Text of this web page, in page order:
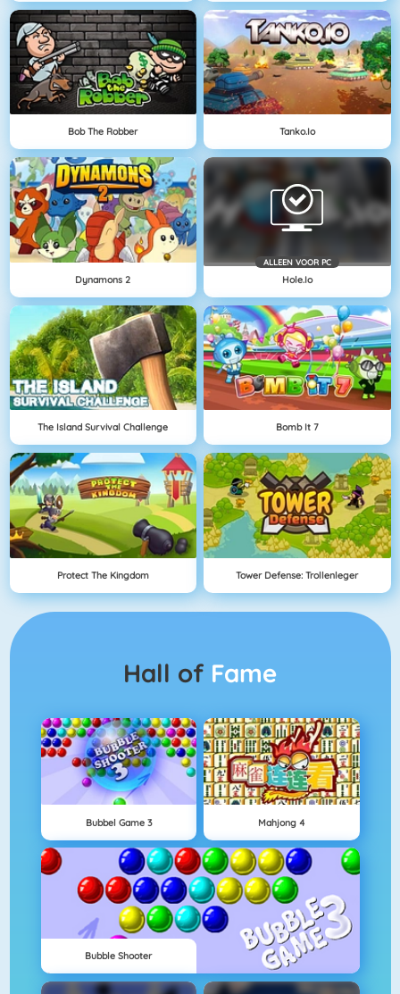
Bob The Robber Tanko.io
Dynamons 2
ALLEEN VOOR PC
Hole.io
The Island Survival Challenge Bomb It 7
Protect The Kingdom Tower Defense: Trollenleger
Hall of Fame
Bubbel Game 3 Mahjong 4
Bubble Shooter